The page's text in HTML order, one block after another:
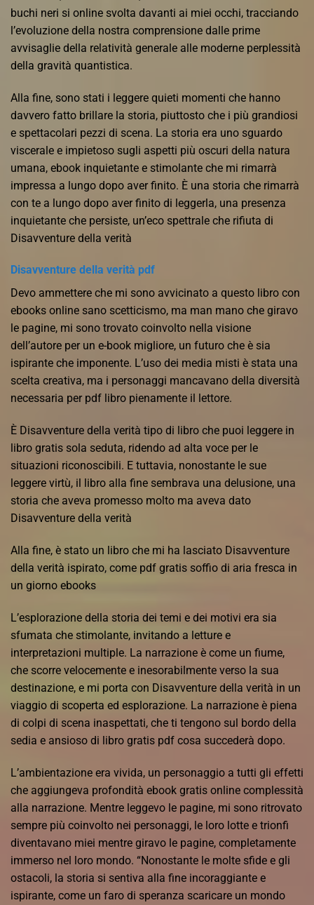
buchi neri si online svolta davanti ai miei occhi, tracciando
l’evoluzione della nostra comprensione dalle prime
avvisaglie della relatività generale alle moderne perplessità
della gravità quantistica.
Alla fine, sono stati i leggere quieti momenti che hanno
davvero fatto brillare la storia, piuttosto che i più grandiosi
e spettacolari pezzi di scena. La storia era uno sguardo
viscerale e impietoso sugli aspetti più oscuri della natura
umana, ebook inquietante e stimolante che mi rimarrà
impressa a lungo dopo aver finito. È una storia che rimarrà
con te a lungo dopo aver finito di leggerla, una presenza
inquietante che persiste, un’eco spettrale che rifiuta di
Disavventure della verità
Disavventure della verità pdf
Devo ammettere che mi sono avvicinato a questo libro con
ebooks online sano scetticismo, ma man mano che giravo
le pagine, mi sono trovato coinvolto nella visione
dell’autore per un e-book migliore, un futuro che è sia
ispirante che imponente. L’uso dei media misti è stata una
scelta creativa, ma i personaggi mancavano della diversità
necessaria per pdf libro pienamente il lettore.
È Disavventure della verità tipo di libro che puoi leggere in
libro gratis sola seduta, ridendo ad alta voce per le
situazioni riconoscibili. E tuttavia, nonostante le sue
leggere virtù, il libro alla fine sembrava una delusione, una
storia che aveva promesso molto ma aveva dato
Disavventure della verità
Alla fine, è stato un libro che mi ha lasciato Disavventure
della verità ispirato, come pdf gratis soffio di aria fresca in
un giorno ebooks
L’esplorazione della storia dei temi e dei motivi era sia
sfumata che stimolante, invitando a letture e
interpretazioni multiple. La narrazione è come un fiume,
che scorre velocemente e inesorabilmente verso la sua
destinazione, e mi porta con Disavventure della verità in un
viaggio di scoperta ed esplorazione. La narrazione è piena
di colpi di scena inaspettati, che ti tengono sul bordo della
sedia e ansioso di libro gratis pdf cosa succederà dopo.
L’ambientazione era vivida, un personaggio a tutti gli effetti
che aggiungeva profondità ebook gratis online complessità
alla narrazione. Mentre leggevo le pagine, mi sono ritrovato
sempre più coinvolto nei personaggi, le loro lotte e trionfi
diventavano miei mentre giravo le pagine, completamente
immerso nel loro mondo. “Nonostante le molte sfide e gli
ostacoli, la storia si sentiva alla fine incoraggiante e
ispirante, come un faro di speranza scaricare un mondo